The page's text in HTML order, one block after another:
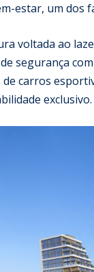
estar, um dos
voltada ao
segurança
carros
exclusivo.